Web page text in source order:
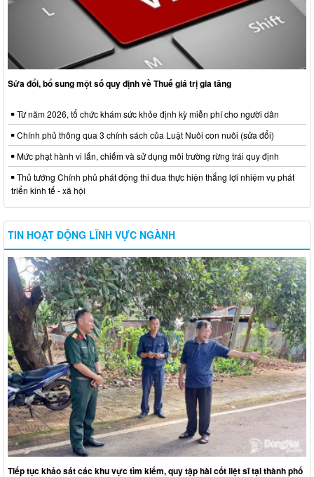
Sửa đổi, bổ sung một số quy định về Thuế giá trị gia tăng
Từ năm 2026, tổ chức khám sức khỏe định kỳ miễn phí cho người dân
Chính phủ thông qua 3 chính sách của Luật Nuôi con nuôi (sửa đổi)
Mức phạt hành vi lấn, chiếm và sử dụng môi trường rừng trái quy định
Thủ tướng Chính phủ phát động thi đua thực hiện thắng lợi nhiệm vụ phát
triển kinh tế - xã hội
TIN HOẠT ĐỘNG LĨNH VỰC NGÀNH
Tiếp tục khảo sát các khu vực tìm kiếm, quy tập hài cốt liệt sĩ tại thành phố